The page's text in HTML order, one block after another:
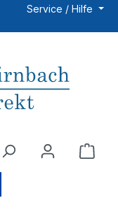
Service / Hilfe